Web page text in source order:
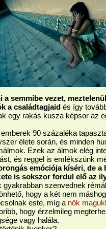
a semmibe vezet,
a családtagjaid és így
egy rakás kusza képsor az
90 százaléka
élete során, és minden
Ezek az álmok elég
és reggel is emlékszünk
emóciója kíséri, de a
is sokszor fordul elő az
gyakrabban szenvednek
hogy a két nem
este, míg a nők
hogy érzelmileg
vagy halála.